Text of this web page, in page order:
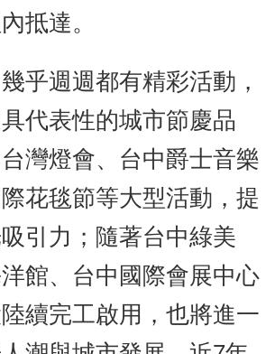
抵達。
乎週週都有精彩活動，
代表性的城市節慶品
灣燈會、台中爵士音樂
花毯節等大型活動，提
引力；隨著台中綠美
館、台中國際會展中心
續完工啟用，也將進一